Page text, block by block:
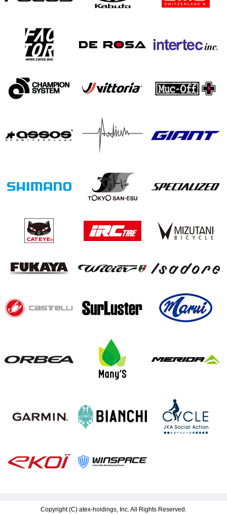
Copyright (C) atex-holdings, Inc.All Rights Reserved.